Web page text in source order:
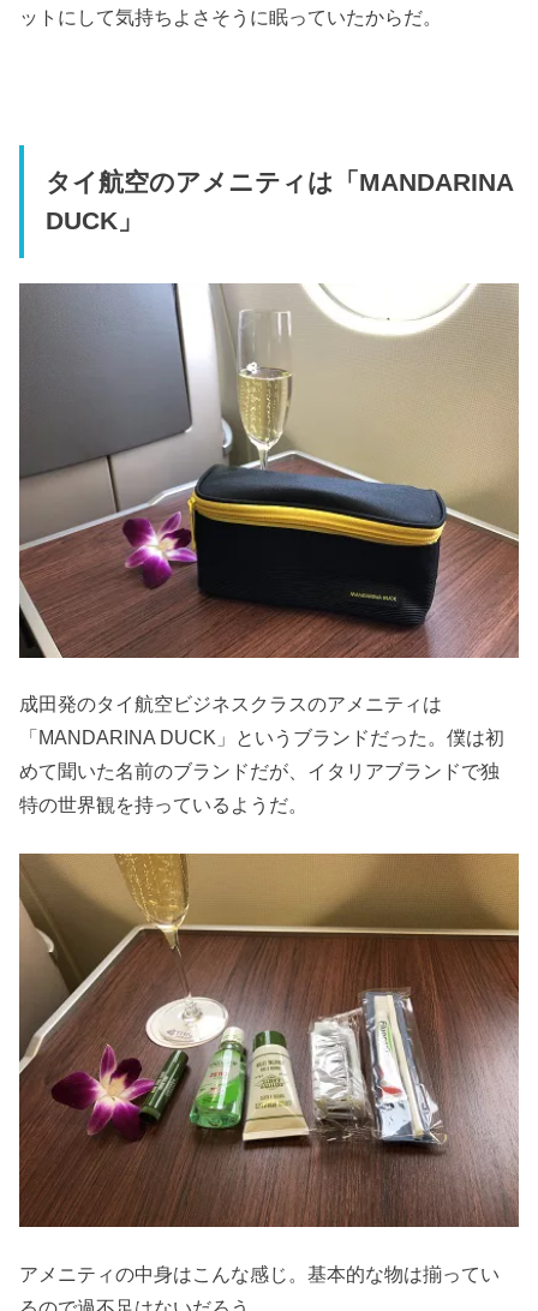
ットにして気持ちよさそうに眠っていたからだ。
タイ航空のアメニティは「MANDARINA
DUCK」
成田発のタイ航空ビジネスクラスのアメニティは
「MANDARINA DUCK」というブランドだった。僕は初
めて聞いた名前のブランドだが、イタリアブランドで独
特の世界観を持っているようだ。
アメニティの中身はこんな感じ。基本的な物は揃ってい